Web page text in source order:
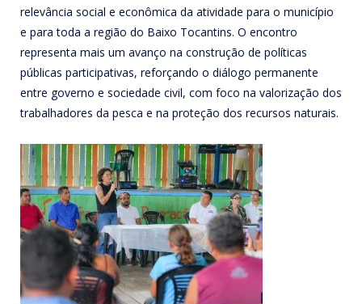
relevância social e econômica da atividade para o município
e para toda a região do Baixo Tocantins. O encontro
representa mais um avanço na construção de políticas
públicas participativas, reforçando o diálogo permanente
entre governo e sociedade civil, com foco na valorização dos
trabalhadores da pesca e na proteção dos recursos naturais.